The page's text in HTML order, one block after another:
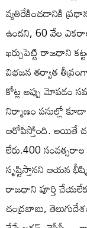
వ్యతిరేకించడానికి
ఉందని, 60 వేల
ఖర్చుపెట్టి రాజధాని
విభజన తర్వాత
కోట్ల అప్పు మోపడం
నిర్మాణం పనుల్లో
ఆరోపిస్తోంది. అయితే
లేరు.400
సృష్టిస్తానని ఆయన
రాజధాని పూర్తి
చంద్రబాబు,